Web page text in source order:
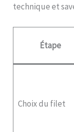
technique et
Étape
Choix du filet